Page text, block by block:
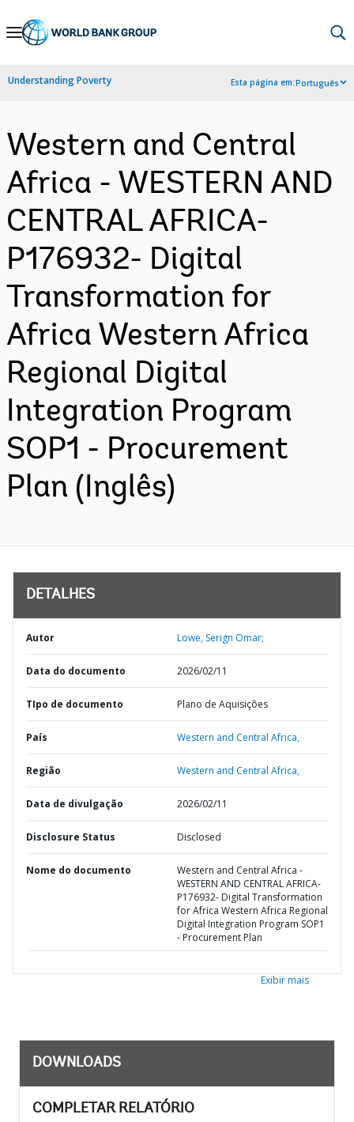
Skip
Navigation
Understanding Poverty Esta página em:Português
Western and Central
Africa - WESTERN AND
CENTRAL AFRICA-
P176932- Digital
Transformation for
Africa Western Africa
Regional Digital
Integration Program
SOP1 - Procurement
Plan (Inglês)
DETALHES
Autor Lowe, Serign Omar;
Data do documento 2026/02/11
TIpo de documento Plano de Aquisições
País Western and Central Africa,
Região Western and Central Africa,
Data de divulgação 2026/02/11
Disclosure Status Disclosed
Nome do documento
Western and Central Africa -
WESTERN AND CENTRAL AFRICA-
P176932- Digital Transformation
for Africa Western Africa Regional
Digital Integration Program SOP1
- Procurement Plan
Exibir mais
DOWNLOADS
COMPLETAR RELATÓRIO